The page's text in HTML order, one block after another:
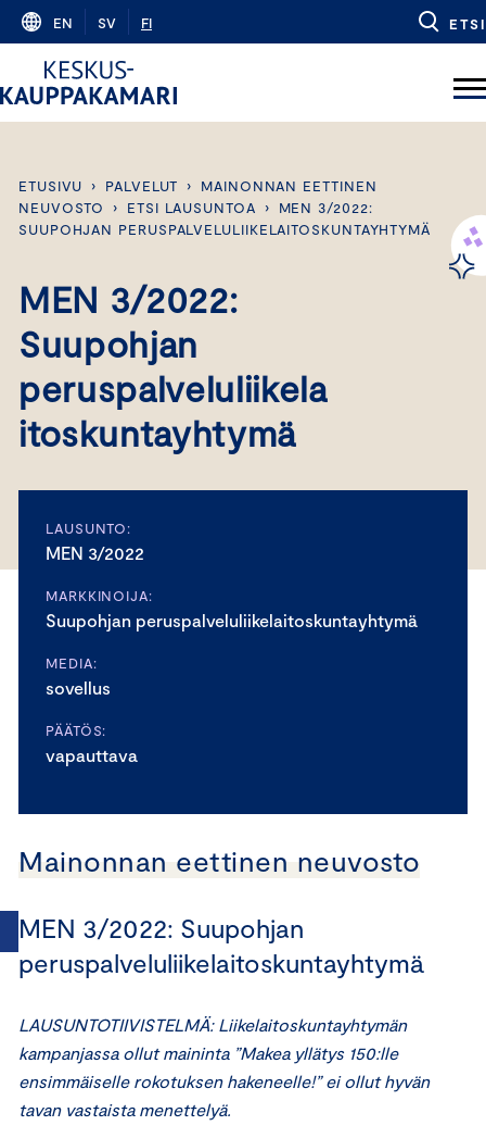
Skip
content
EN SV FI ETSI
ETUSIVU › PALVELUT ›
MAINONNAN EETTINEN
NEUVOSTO
› ETSI LAUSUNTOA ›
MEN 3/2022:
SUUPOHJAN PERUSPALVELULIIKELAITOSKUNTAYHTYMÄ
MEN 3/2022:
Suupohjan
peruspalveluliikela
itoskuntayhtymä
LAUSUNTO:
MEN 3/2022
MARKKINOIJA:
Suupohjan peruspalveluliikelaitoskuntayhtymä
MEDIA:
sovellus
PÄÄTÖS:
vapauttava
Mainonnan eettinen neuvosto
MEN 3/2022: Suupohjan
peruspalveluliikelaitoskuntayhtymä
LAUSUNTOTIIVISTELMÄ: Liikelaitoskuntayhtymän
kampanjassa ollut maininta ”Makea yllätys 150:lle
ensimmäiselle rokotuksen hakeneelle!” ei ollut hyvän
tavan vastaista menettelyä.